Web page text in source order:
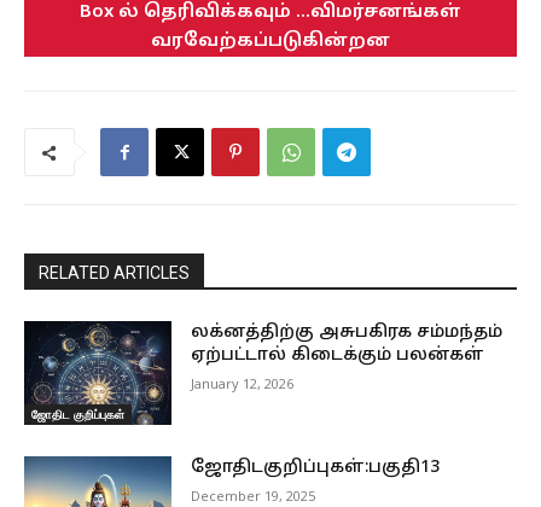
Box ல் தெரிவிக்கவும் ...விமர்சனங்கள்
வரவேற்கப்படுகின்றன
RELATED ARTICLES
ஜோதிட குறிப்புகள்
லக்னத்திற்கு அசுபகிரக சம்மந்தம்
ஏற்பட்டால் கிடைக்கும் பலன்கள்
January 12, 2026
ஜோதிடகுறிப்புகள்:பகுதி13
December 19, 2025